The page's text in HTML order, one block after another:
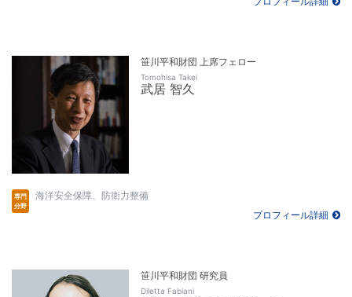
笹川平和財団 上席フェロー
Tomohisa Takei
武居 智久
海洋安全保障、防衛力整備
プロフィール詳細
笹川平和財団 研究員
Diletta Fabiani